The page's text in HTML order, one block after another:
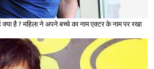
सोनू सूद का सबसे बड़ा अवॉर्ड क्या है ? महिला ने अपने बच्चे का नाम एक्टर के नाम पर रखा